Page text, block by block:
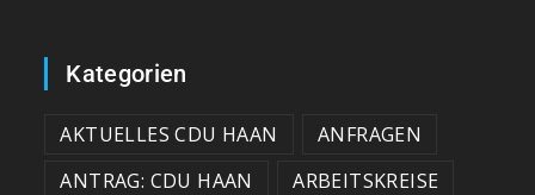
Kategorien
AKTUELLES CDU HAAN
ANFRAGEN
ANTRAG: CDU HAAN
ARBEITSKREISE